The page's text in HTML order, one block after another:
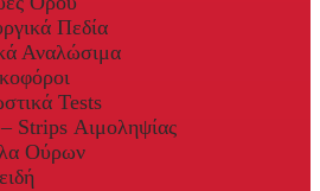
Πεδία
Αναλώσιμα
Tests
Strips Αιμοληψίας
Ούρων